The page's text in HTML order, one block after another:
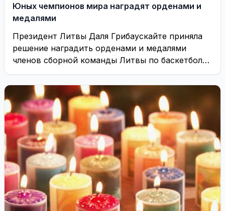
Юных чемпионов мира наградят орденами и
медалями
Президент Литвы Даля Грибаускайте приняла
решение наградить орденами и медалями
членов сборной команды Литвы по баскетболу,
выигравших золотые медали чемпионата ...